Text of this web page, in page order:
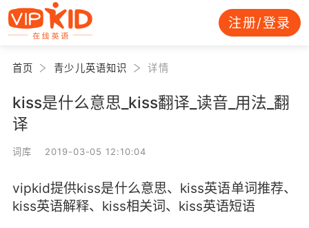
注册/登录
首页 青少儿英语知识 详情
kiss是什么意思_kiss翻译_读音_用法_翻
译
词库 2019-03-05 12:10:04
vipkid提供kiss是什么意思、kiss英语单词推荐、
kiss英语解释、kiss相关词、kiss英语短语